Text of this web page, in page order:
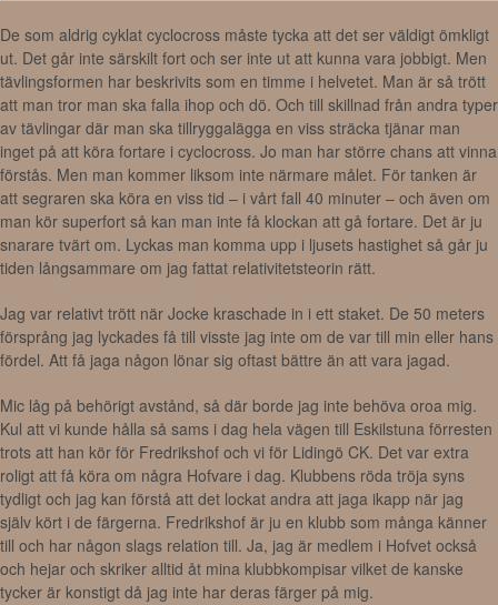
De som aldrig cyklat cyclocross måste tycka att det ser väldigt ömkligt
ut. Det går inte särskilt fort och ser inte ut att kunna vara jobbigt. Men
tävlingsformen har beskrivits som en timme i helvetet. Man är så trött
att man tror man ska falla ihop och dö. Och till skillnad från andra typer
av tävlingar där man ska tillryggalägga en viss sträcka tjänar man
inget på att köra fortare i cyclocross. Jo man har större chans att vinna
förstås. Men man kommer liksom inte närmare målet. För tanken är
att segraren ska köra en viss tid – i vårt fall 40 minuter – och även om
man kör superfort så kan man inte få klockan att gå fortare. Det är ju
snarare tvärt om. Lyckas man komma upp i ljusets hastighet så går ju
tiden långsammare om jag fattat relativitetsteorin rätt.
Jag var relativt trött när Jocke kraschade in i ett staket. De 50 meters
försprång jag lyckades få till visste jag inte om de var till min eller hans
fördel. Att få jaga någon lönar sig oftast bättre än att vara jagad.
Mic låg på behörigt avstånd, så där borde jag inte behöva oroa mig.
Kul att vi kunde hålla så sams i dag hela vägen till Eskilstuna förresten
trots att han kör för Fredrikshof och vi för Lidingö CK. Det var extra
roligt att få köra om några Hofvare i dag. Klubbens röda tröja syns
tydligt och jag kan förstå att det lockat andra att jaga ikapp när jag
själv kört i de färgerna. Fredrikshof är ju en klubb som många känner
till och har någon slags relation till. Ja, jag är medlem i Hofvet också
och hejar och skriker alltid åt mina klubbkompisar vilket de kanske
tycker är konstigt då jag inte har deras färger på mig.